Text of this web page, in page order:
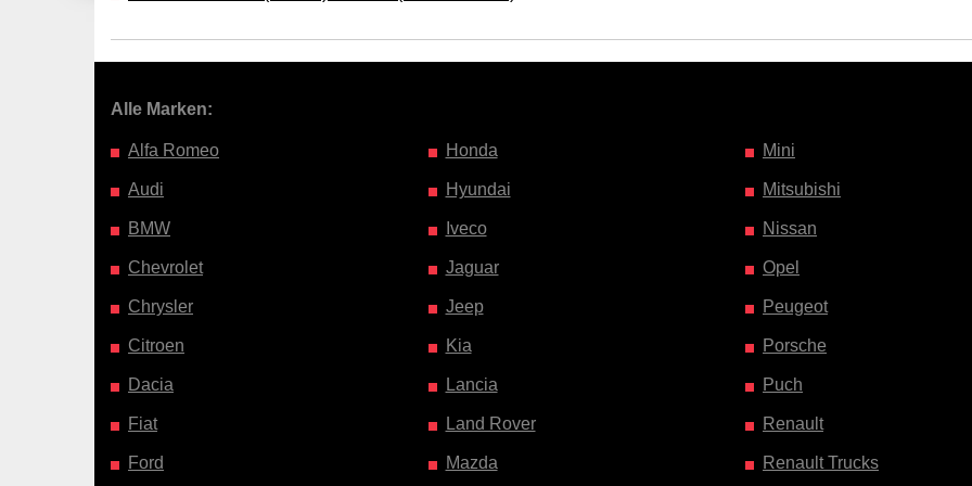
Alle Marken:
Alfa Romeo
Audi
BMW
Chevrolet
Chrysler
Citroen
Dacia
Fiat
Ford
Honda
Hyundai
Iveco
Jaguar
Jeep
Kia
Lancia
Land Rover
Mazda
Mini
Mitsubishi
Nissan
Opel
Peugeot
Porsche
Puch
Renault
Renault Trucks